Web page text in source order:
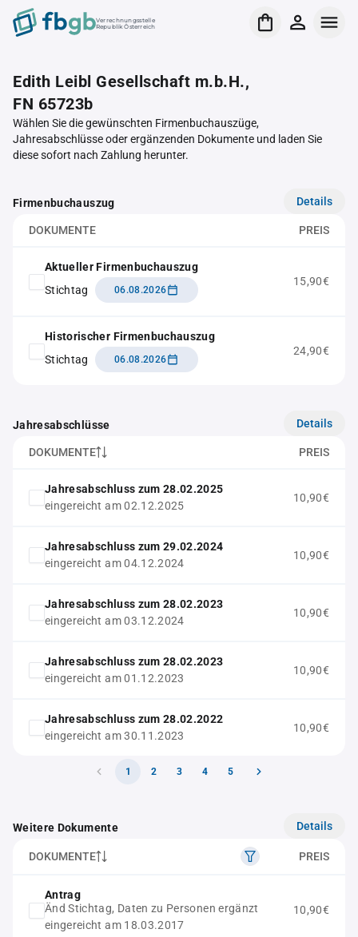
Verrechnungsstelle
Republik Österreich
Edith Leibl Gesellschaft m.b.H.,
FN 65723b
Wählen Sie die gewünschten Firmenbuchauszüge,
Jahresabschlüsse oder ergänzenden Dokumente und laden Sie
diese sofort nach Zahlung herunter.
Firmenbuchauszug Details
DOKUMENTE PREIS
Aktueller Firmenbuchauszug
Stichtag
06.08.2026
15,90€
Historischer Firmenbuchauszug
Stichtag
06.08.2026
24,90€
Jahresabschlüsse Details
DOKUMENTE PREIS
Jahresabschluss zum 28.02.2025
eingereicht am 02.12.2025
10,90€
Jahresabschluss zum 29.02.2024
eingereicht am 04.12.2024
10,90€
Jahresabschluss zum 28.02.2023
eingereicht am 03.12.2024
10,90€
Jahresabschluss zum 28.02.2023
eingereicht am 01.12.2023
10,90€
Jahresabschluss zum 28.02.2022
eingereicht am 30.11.2023
10,90€
1 2 3 4 5
Weitere Dokumente Details
DOKUMENTE PREIS
Antrag
Änd Stichtag, Daten zu Personen ergänzt
eingereicht am 18.03.2017
10,90€